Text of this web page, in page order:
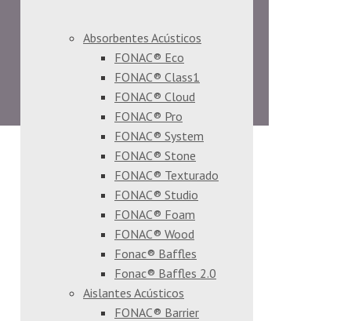
Absorbentes Acústicos
FONAC® Eco
FONAC® Class1
FONAC® Cloud
FONAC® Pro
FONAC® System
FONAC® Stone
FONAC® Texturado
FONAC® Studio
FONAC® Foam
FONAC® Wood
Fonac® Baffles
Fonac® Baffles 2.0
Aislantes Acústicos
FONAC® Barrier